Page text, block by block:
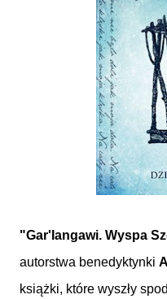
"Gar'Iangawi. Wyspa
autorstwa benedyktynki
książki, które wyszły